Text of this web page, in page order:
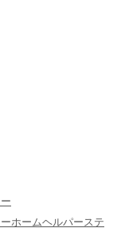
ホームヘルパーステ